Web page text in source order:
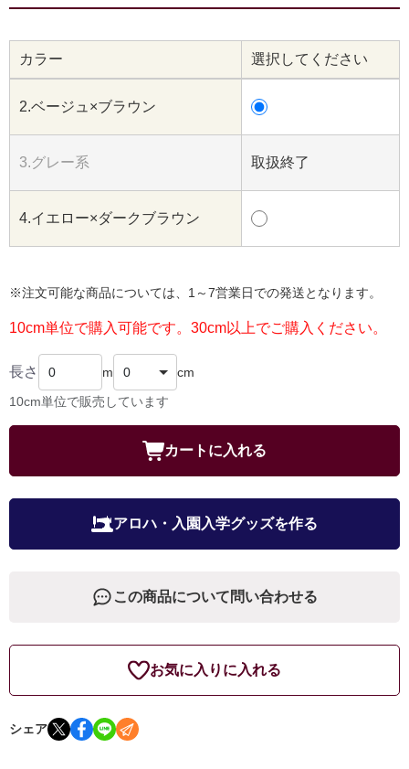
カラー 選択してください
2.ベージュ×ブラウン
3.グレー系 取扱終了
4.イエロー×ダークブラウン
※注文可能な商品については、1～7営業日での発送となります。
10cm単位で購入可能です。30cm以上でご購入ください。
長さ m cm
10cm単位で販売しています
カートに入れる
アロハ・入園入学グッズを作る
この商品について問い合わせる
お気に入りに入れる
シェア